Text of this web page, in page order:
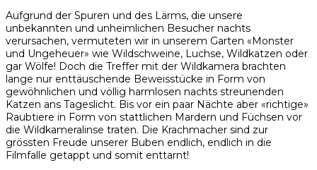
Aufgrund der Spuren und des Lärms, die unsere
unbekannten und unheimlichen Besucher nachts
verursachen, vermuteten wir in unserem Garten «Monster
und Ungeheuer» wie Wildschweine, Luchse, Wildkatzen oder
gar Wölfe! Doch die Treffer mit der Wildkamera brachten
lange nur enttäuschende Beweisstücke in Form von
gewöhnlichen und völlig harmlosen nachts streunenden
Katzen ans Tageslicht. Bis vor ein paar Nächte aber «richtige»
Raubtiere in Form von stattlichen Mardern und Füchsen vor
die Wildkameralinse traten. Die Krachmacher sind zur
grössten Freude unserer Buben endlich, endlich in die
Filmfalle getappt und somit enttarnt!